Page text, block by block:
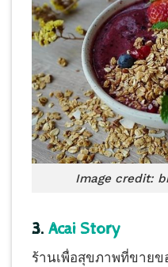
Image credit:
3.Acai Story
ร้านเพื่อสุขภาพที่ขายข